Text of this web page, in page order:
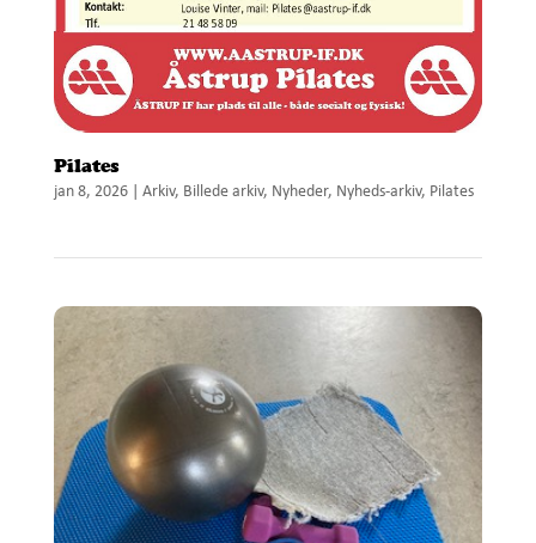
Pilates
jan 8, 2026| Arkiv, Billede arkiv, Nyheder, Nyheds-arkiv, Pilates